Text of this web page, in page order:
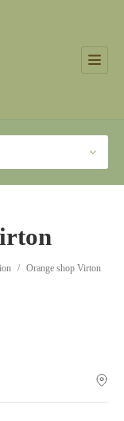
/ Orange shop Virton